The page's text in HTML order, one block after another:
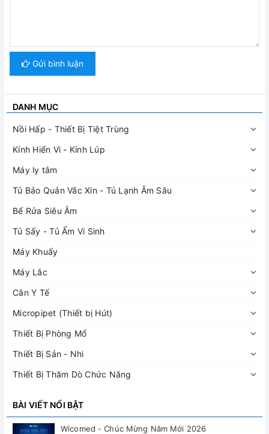
Gửi bình luận
DANH MỤC
Nồi Hấp - Thiết Bị Tiệt Trùng
Kính Hiển Vi - Kính Lúp
Máy ly tâm
Tủ Bảo Quản Vắc Xin - Tủ Lạnh Âm Sâu
Bể Rửa Siêu Âm
Tủ Sấy - Tủ Ấm Vi Sinh
Máy Khuấy
Máy Lắc
Cân Y Tế
Micropipet (Thiết bị Hút)
Thiết Bị Phòng Mổ
Thiết Bị Sản - Nhi
Thiết Bị Thăm Dò Chức Năng
BÀI VIẾT NỔI BẬT
Wicomed - Chúc Mừng Năm Mới 2026